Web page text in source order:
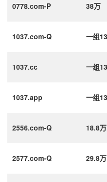
0778.com-P 38万
1037.com-Q 一组
1037.cc 一组
1037.app 一组
2556.com-Q 18.8万
2577.com-Q 29.8万